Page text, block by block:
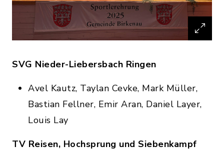
SVG Nieder-Liebersbach Ringen
Avel Kautz, Taylan Cevke, Mark Müller,
Bastian Fellner, Emir Aran, Daniel Layer,
Louis Lay
TV Reisen, Hochsprung und Siebenkampf